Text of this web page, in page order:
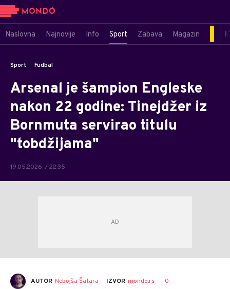
Naslovna Najnovije Info Sport Zabava Magazin
Sport Fudbal
Arsenal je šampion Engleske
nakon 22 godine: Tinejdžer iz
Bornmuta servirao titulu
"tobdžijama"
19.05.2026. / 22:35
AUTOR Nebojša Šatara IZVOR mondo.rs 0